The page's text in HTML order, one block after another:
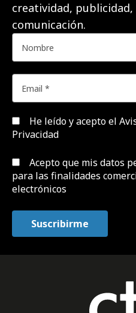
creatividad,
comunicación.
He leído y acepto el
Privacidad
Acepto que mis datos
para las finalidades
electrónicos